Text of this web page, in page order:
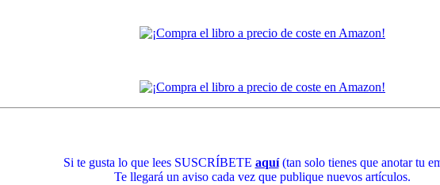
Si te gusta lo que lees SUSCRÍBETE aquí(tan solo tienes que anotar tu
Te llegará un aviso cada vez que publique nuevos artículos.